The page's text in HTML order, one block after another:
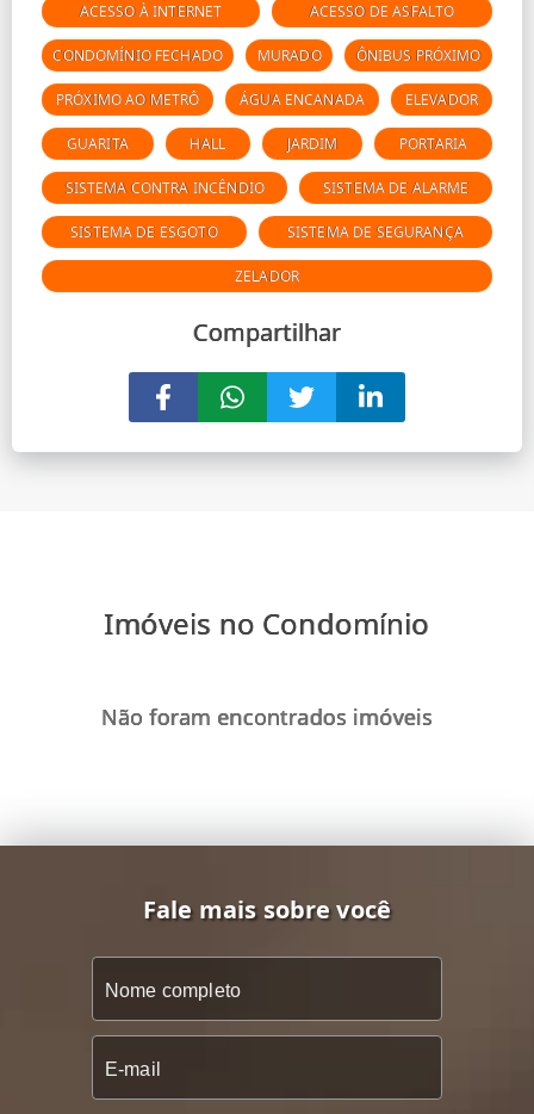
ACESSO À INTERNET ACESSO DE ASFALTO
CONDOMÍNIO FECHADO MURADO ÔNIBUS PRÓXIMO
PRÓXIMO AO METRÔ ÁGUA ENCANADA ELEVADOR
GUARITA HALL JARDIM PORTARIA
SISTEMA CONTRA INCÊNDIO SISTEMA DE ALARME
SISTEMA DE ESGOTO SISTEMA DE SEGURANÇA
ZELADOR
Compartilhar
Imóveis no Condomínio
Não foram encontrados imóveis
Fale mais sobre você